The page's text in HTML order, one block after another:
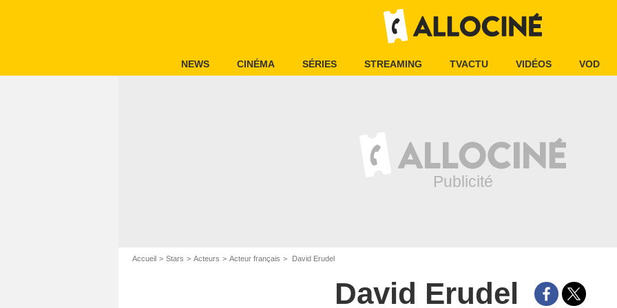
NEWS CINÉMA SÉRIES STREAMING TVACTU VIDÉOS VOD
Accueil Stars Acteurs Acteur français David Erudel
David Erudel